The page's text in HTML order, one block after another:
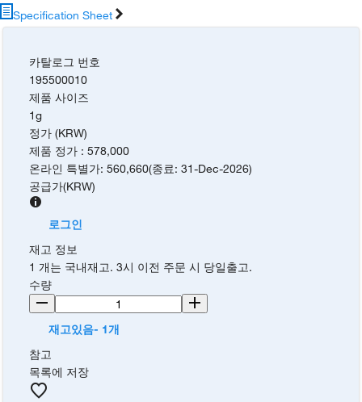
Specification Sheet
카탈로그 번호
195500010
제품 사이즈
1g
정가 (KRW)
제품 정가 :578,000
온라인 특별가:560,660(종료:31-Dec-2026)
공급가(KRW)
로그인
재고 정보
1 개는 국내재고. 3시 이전 주문 시 당일출고.
수량
재고있음- 1개
참고
목록에 저장